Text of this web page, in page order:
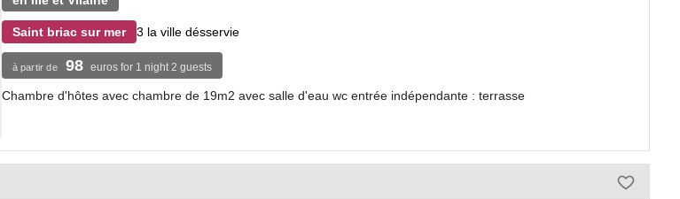
Saint briac sur mer 3 la ville désservie
à partir de 98 euros for 1 night 2 guests
Chambre d'hôtes avec chambre de 19m2 avec salle d'eau wc entrée indépendante : terrasse